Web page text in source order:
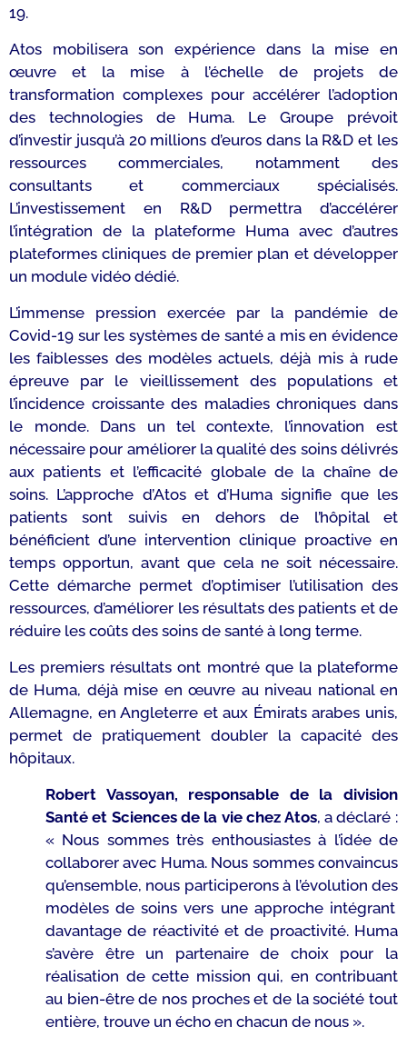
19.
Atos mobilisera son expérience dans la mise en
œuvre et la mise à l’échelle de projets de
transformation complexes pour accélérer l’adoption
des technologies de Huma. Le Groupe prévoit
d’investir jusqu’à 20 millions d’euros dans la R&D et les
ressources commerciales, notamment des
consultants et commerciaux spécialisés.
L’investissement en R&D permettra d’accélérer
l’intégration de la plateforme Huma avec d’autres
plateformes cliniques de premier plan et développer
un module vidéo dédié.
L’immense pression exercée par la pandémie de
Covid-19 sur les systèmes de santé a mis en évidence
les faiblesses des modèles actuels, déjà mis à rude
épreuve par le vieillissement des populations et
l’incidence croissante des maladies chroniques dans
le monde. Dans un tel contexte, l’innovation est
nécessaire pour améliorer la qualité des soins délivrés
aux patients et l’efficacité globale de la chaîne de
soins. L’approche d’Atos et d’Huma signifie que les
patients sont suivis en dehors de l’hôpital et
bénéficient d’une intervention clinique proactive en
temps opportun, avant que cela ne soit nécessaire.
Cette démarche permet d’optimiser l’utilisation des
ressources, d’améliorer les résultats des patients et de
réduire les coûts des soins de santé à long terme.
Les premiers résultats ont montré que la plateforme
de Huma, déjà mise en œuvre au niveau national en
Allemagne, en Angleterre et aux Émirats arabes unis,
permet de pratiquement doubler la capacité des
hôpitaux.
Robert Vassoyan, responsable de la division
Santé et Sciences de la vie chez Atos, a déclaré :
« Nous sommes très enthousiastes à l’idée de
collaborer avec Huma. Nous sommes convaincus
qu’ensemble, nous participerons à l’évolution des
modèles de soins vers une approche intégrant
davantage de réactivitéet de proactivité. Huma
s’avère être un partenaire
de choix
pour la
réalisation decette mission qui, en contribuant
au bien-être de nos proches et de la société tout
entière, trouve un écho en chacun de nous ».